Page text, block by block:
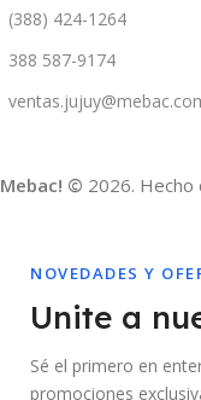
(388) 424-1264
388 587-9174
Mebac! © 2026.
NOVEDADES Y
Unite a
Sé el primero en
promociones